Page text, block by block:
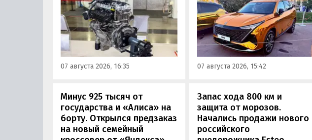
получивший индекс 414320.
Корреспонденту
«Автоновостей дня» удалось
лично ознакомиться с
новинкой на выставке
«Иннопром» в Екатеринбурге.
07 августа 2026, 16:35
которые сейчас растет. На днях
на автомобильном фестивале
«ПроДвижение» на ВДНХ в
Москве в числе прочих
моделей «Москвича» был
представлен семиместный
кроссовер М90.
07 августа 2026, 15:42
Минус 925 тысяч от
государства и «Алиса» на
борту. Открылся предзаказ
на новый семейный
Запас хода 800 км и
защита от морозов.
Начались продажи нового
российского